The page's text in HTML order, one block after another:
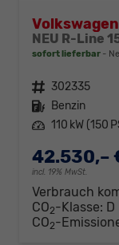
sofort lieferbar
Fahrzeugnr. 302335
Kraftstoff Benzin
Leistung 110 kW (150
42.530,–
incl. 19% MwSt.
Verbrauch
CO2-Klasse: D
CO2-